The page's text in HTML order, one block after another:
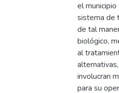
el
sistema de
de tal
biológico,
al
involucran
para su